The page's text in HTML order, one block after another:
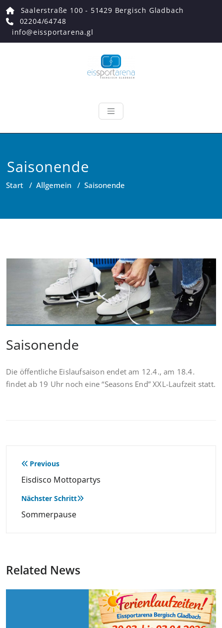
Zum
Inhalt
springen
Saalerstraße 100 - 51429 Bergisch Gladbach
02204/64748
info@eissportarena.gl
Saisonende
Start / Allgemein / Saisonende
Saisonende
Die öffentliche Eislaufsaison endet am 12.4., am 18.4.
findet ab 19 Uhr noch eine “Seasons End” XXL-Laufzeit statt.
Beitragsnavigation
Previous
Eisdisco Mottopartys
Nächster Schritt
Sommerpause
Related News